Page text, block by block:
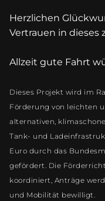
Herzlichen
Vertrauen in
Allzeit gute Fahrt
Dieses Projekt wird im
Förderung von leichten
alternativen,
Tank- und
Euro durch das
gefördert. Die
koordiniert, Anträge
und Mobilität bewilligt.